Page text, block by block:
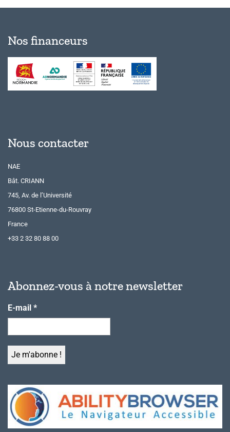
Nos financeurs
Nous contacter
NAE
Bât. CRIANN
745, Av. de l’Université
76800 St-Etienne-du-Rouvray
France
+33 2 32 80 88 00
Abonnez-vous à notre newsletter
E-mail *